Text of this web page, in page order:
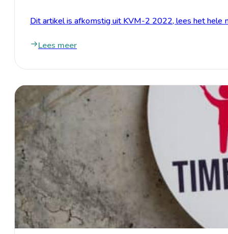
Dit artikel is afkomstig uit KVM-2 2022, lees het hele
Lees meer